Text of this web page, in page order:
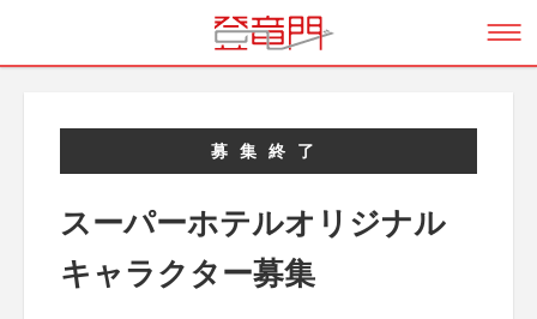
募集終了
スーパーホテルオリジナル
キャラクター募集